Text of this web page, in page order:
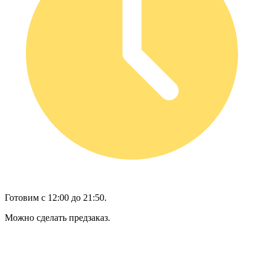
Готовим с 12:00 до 21:50.
Можно сделать предзаказ.